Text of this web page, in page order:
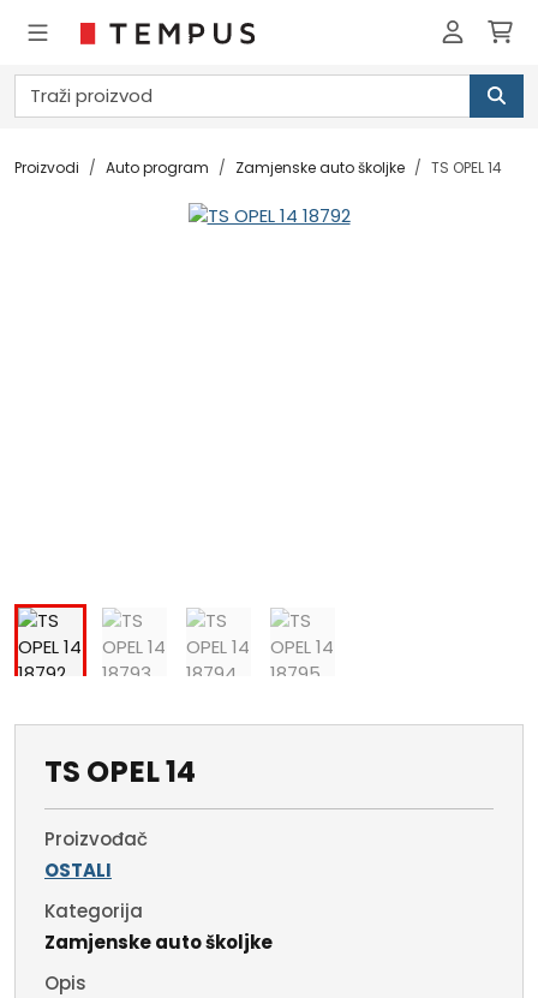
Proizvodi Auto program Zamjenske auto školjke TS OPEL 14
TS OPEL 14
Proizvođač
OSTALI
Kategorija
Zamjenske auto školjke
Opis